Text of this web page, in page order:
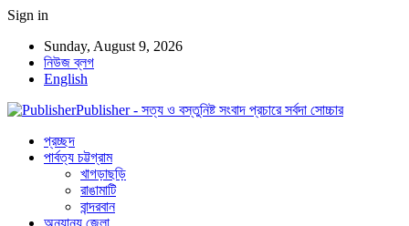
Sign in
Sunday, August 9, 2026
নিউজ ব্লগ
English
Publisher - সত্য ও বস্তুনিষ্ট সংবাদ প্রচারে সর্বদা সোচ্চার
প্রচ্ছদ
পার্বত্য চট্টগ্রাম
খাগড়াছড়ি
রাঙামাটি
বান্দরবান
অন্যান্য জেলা